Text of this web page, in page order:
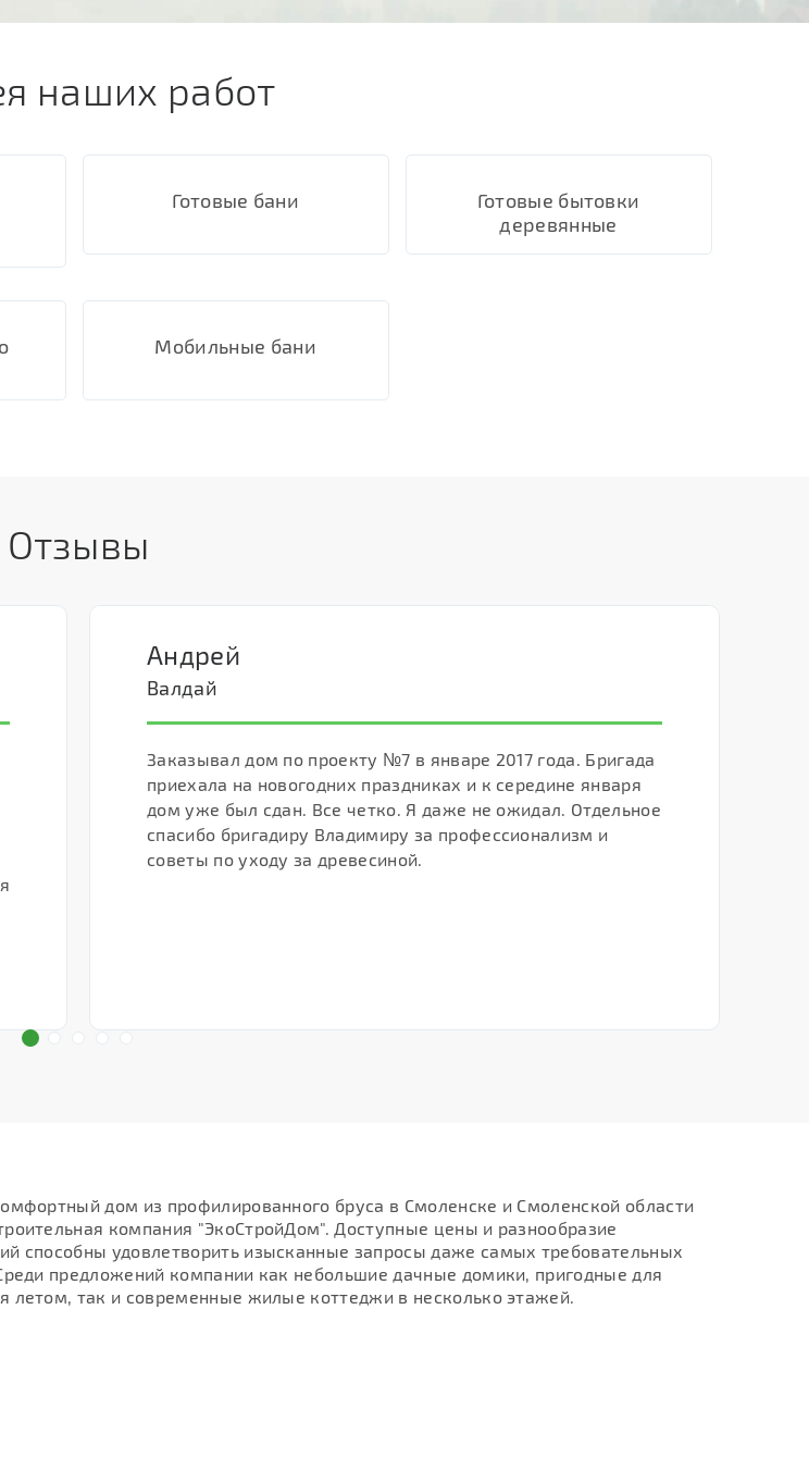
наших работ
Готовые бани
Готовые бытовки
деревянные
Мобильные бани
Отзывы
Андрей
Валдай
Заказывал дом по проекту №7 в январе 2017 года. Бригада
приехала на новогодних праздниках и к середине января
дом уже был сдан. Все четко. Я даже не ожидал. Отдельное
спасибо бригадиру Владимиру за профессионализм и
советы по уходу за древесиной.
дом из профилированного бруса в Смоленске и Смоленской области
компания "ЭкоСтройДом". Доступные цены и разнообразие
способны удовлетворить изысканные запросы даже самых требовательных
предложений компании как небольшие дачные домики, пригодные для
летом, так и современные жилые коттеджи в несколько этажей.